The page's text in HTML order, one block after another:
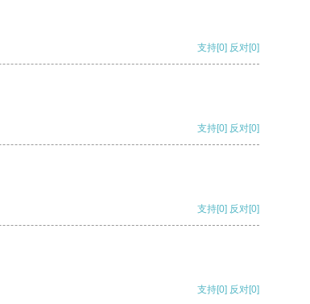
支持[0] 反对[0]
支持[0] 反对[0]
支持[0] 反对[0]
支持[0] 反对[0]